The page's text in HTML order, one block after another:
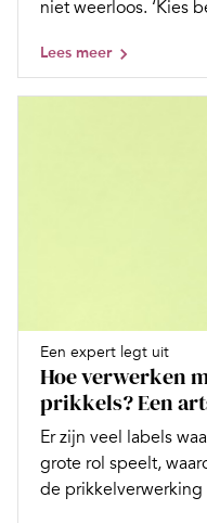
niet weerloos. ‘Kies
Lees meer
Een expert legt uit
Hoe verwerken
prikkels? Een
Er zijn veel labels
grote rol speelt,
de prikkelverwerking